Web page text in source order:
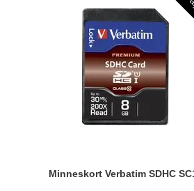
Minneskort Verbatim SDHC